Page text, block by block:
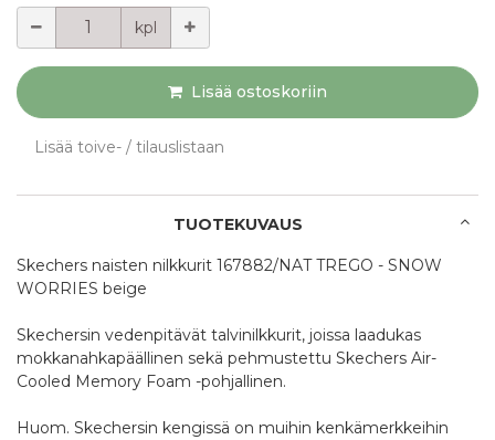
kpl
Lisää ostoskoriin
Lisää toive- / tilauslistaan
TUOTEKUVAUS
Skechers naisten nilkkurit 167882/NAT TREGO - SNOW
WORRIES beige
Skechersin vedenpitävät talvinilkkurit, joissa laadukas
mokkanahkapäällinen sekä pehmustettu Skechers Air-
Cooled Memory Foam -pohjallinen.
Huom. Skechersin kengissä on muihin kenkämerkkeihin